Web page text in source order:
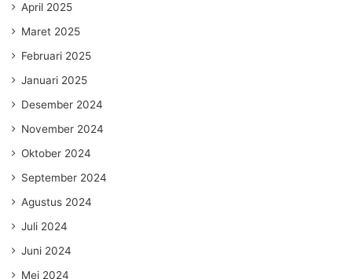
April 2025
Maret 2025
Februari 2025
Januari 2025
Desember 2024
November 2024
Oktober 2024
September 2024
Agustus 2024
Juli 2024
Juni 2024
Mei 2024